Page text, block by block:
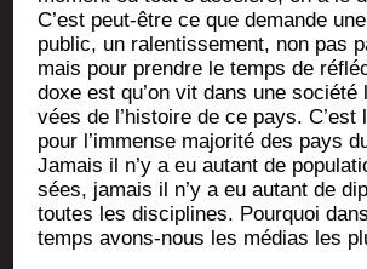
C’est peut-être ce que demande
public, un ralen­tis­se­ment, non pas
mais pour prendre le temps de
doxe est qu’on vit dans une
vées de l’histoire de ce pays. C’est
pour l’immense majo­ri­té des pays
Jamais il n’y a eu autant de
sées, jamais il n’y a eu autant de
toutes les dis­ci­plines. Pour­quoi
temps avons-nous les médias les